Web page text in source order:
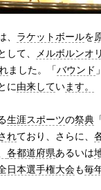
、 ラケットボールを
して、 メルボルンオ
ました。「バウンド
に由来しています。
生涯スポーツの祭典
れており、さらに、
各都道府県あるいは
日本選手権大会も毎